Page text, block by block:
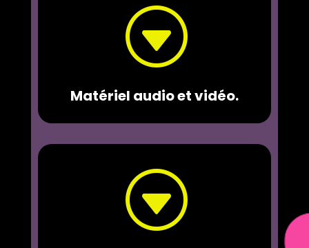
G
Matériel audio et vidéo.
G